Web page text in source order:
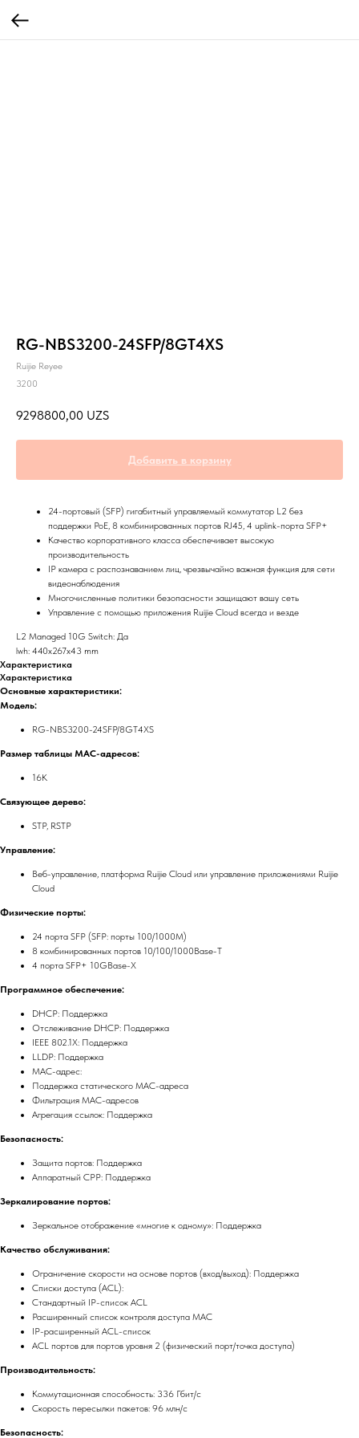
RG-NBS3200-24SFP/8GT4XS
Ruijie Reyee
3200
9298800,00 UZS
Добавить в корзину
24-портовый (SFP) гигабитный управляемый коммутатор L2 без
поддержки PoE, 8 комбинированных портов RJ45, 4 uplink-порта SFP+
Качество корпоративного класса обеспечивает высокую
производительность
IP камера с распознаванием лиц, чрезвычайно важная функция для сети
видеонаблюдения
Многочисленные политики безопасности защищают вашу сеть
Управление с помощью приложения Ruijie Cloud всегда и везде
L2 Managed 10G Switch: Да
lwh: 440x267x43 mm
Характеристика
Характеристика
Основные характеристики:
Модель:
RG-NBS3200-24SFP/8GT4XS
Размер таблицы MAC-адресов:
16К
Связующее дерево:
STP, RSTP
Управление:
Веб-управление, платформа Ruijie Cloud или управление приложениями Ruijie
Cloud
Физические порты:
24 порта SFP (SFP: порты 100/1000M)
8 комбинированных портов 10/100/1000Base-T
4 порта SFP+ 10GBase-X
Программное обеспечение:
DHCP: Поддержка
Отслеживание DHCP: Поддержка
IEEE 802.1X: Поддержка
LLDP: Поддержка
MAC-адрес:
Поддержка статического MAC-адреса
Фильтрация MAC-адресов
Агрегация ссылок: Поддержка
Безопасность:
Защита портов: Поддержка
Аппаратный CPP: Поддержка
Зеркалирование портов:
Зеркальное отображение «многие к одному»: Поддержка
Качество обслуживания:
Ограничение скорости на основе портов (вход/выход): Поддержка
Списки доступа (ACL):
Стандартный IP-список ACL
Расширенный список контроля доступа MAC
IP-расширенный ACL-список
ACL портов для портов уровня 2 (физический порт/точка доступа)
Производительность:
Коммутационная способность: 336 Гбит/с
Скорость пересылки пакетов: 96 млн/с
Безопасность: